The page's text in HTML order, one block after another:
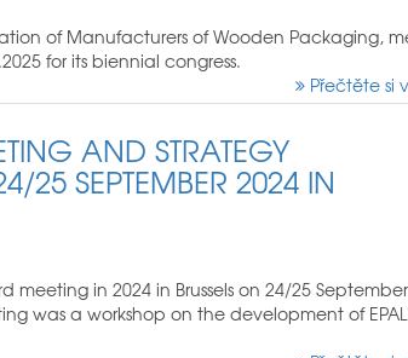
of Manufacturers of Wooden Packaging,
for its biennial congress.
Přečtěte si
AND STRATEGY
25 SEPTEMBER 2024 IN
meeting in 2024 in Brussels on 24/25 September
was a workshop on the development of